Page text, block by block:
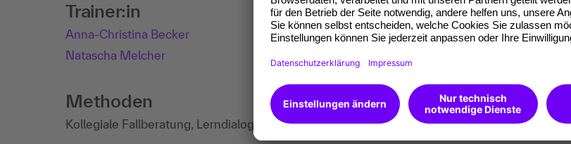
Trainer:in
Anna-Christina Becker
Natascha Melcher
Methoden
Kollegiale Fallberatung, Lerndialoge, Gruppen- und Partneraufgaben, Rollenspiele.